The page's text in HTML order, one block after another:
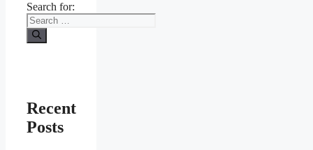
Search for:
Recent
Posts